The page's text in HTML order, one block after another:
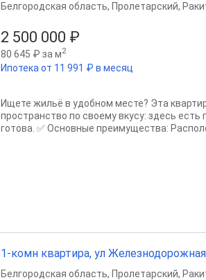
2 500 000 ₽
80 645 ₽ за м2
Ипотека от 11 991 ₽ в месяц
Белгородская область, Пролетарский,
Ищете жильё в удобном месте? Эта
пространство по своему вкусу: здесь
готова. ✅ Основные преимущества:
1-комн квартира, ул
Белгородская область, Пролетарский,